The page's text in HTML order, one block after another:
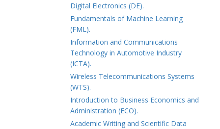
Digital Electronics (DE).
Fundamentals of Machine Learning
(FML).
Information and Communications
Technology in Automotive Industry
(ICTA).
Wireless Telecommunications Systems
(WTS).
Introduction to Business Economics and
Administration (ECO).
Academic Writing and Scientific Data